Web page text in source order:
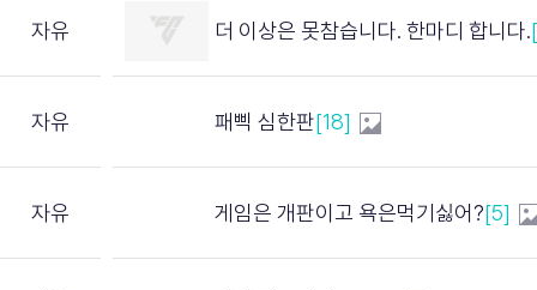
자유 더 이상은 못참습니다. 한마디 합니다.
자유 패삑 심한판[18]
자유 게임은 개판이고 욕은먹기싫어?[5]